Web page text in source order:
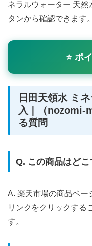
ネラルウォーター 天然
タンから確認できます。
⭐ ポ
日田天領水 ミ
入｜（nozomi-
る質問
Q. この商品はどこ
A. 楽天市場の商品ペー
リンクをクリックする
す。